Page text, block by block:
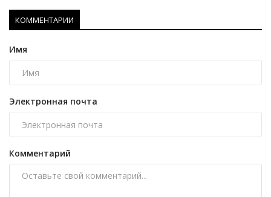
КОММЕНТАРИИ
Имя
Электронная почта
Комментарий